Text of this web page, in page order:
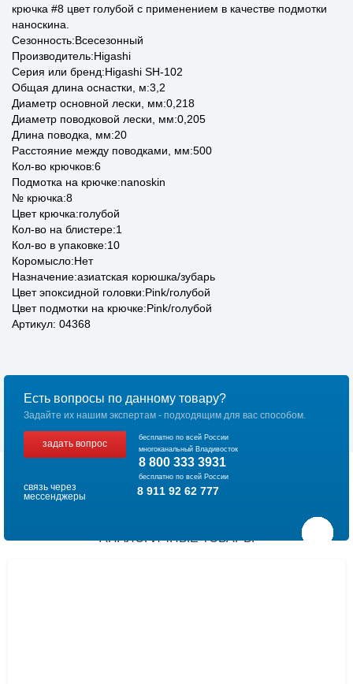
крючка #8 цвет голубой с применением в качестве подмотки
наноскина.
Сезонность:Всесезонный
Производитель:Higashi
Серия или бренд:Higashi SH-102
Общая длина оснастки, м:3,2
Диаметр основной лески, мм:0,218
Диаметр поводковой лески, мм:0,205
Длина поводка, мм:20
Расстояние между поводками, мм:500
Кол-во крючков:6
Подмотка на крючке:nanoskin
№ крючка:8
Цвет крючка:голубой
Кол-во на блистере:1
Кол-во в упаковке:10
Коромысло:Нет
Назначение:азиатская корюшка/зубарь
Цвет эпоксидной головки:Pink/голубой
Цвет подмотки на крючке:Pink/голубой
Артикул: 04368
Есть вопросы по данному товару?
Задайте их нашим экспертам - подходящим для вас способом.
задать вопрос
бесплатно по всей России
многоканальный Владивосток
8 800 333 3931
бесплатно по всей России
связь через
мессенджеры
8 911 92 62 777
АНАЛОГИЧНЫЕ ТОВАРЫ